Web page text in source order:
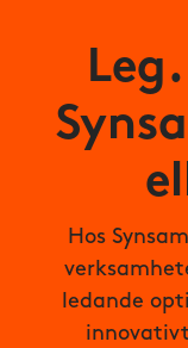
Hos
ledande